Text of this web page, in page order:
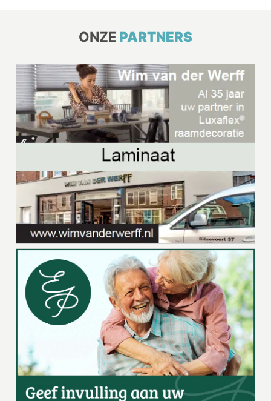
ONZE PARTNERS